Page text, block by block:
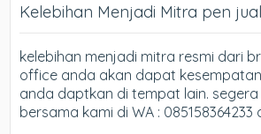
Kelebihan Menjadi Mitra pen
kelebihan menjadi mitra resmi dari
office anda akan dapat
anda daptkan di tempat lain.
bersama kami di WA : 085158364233